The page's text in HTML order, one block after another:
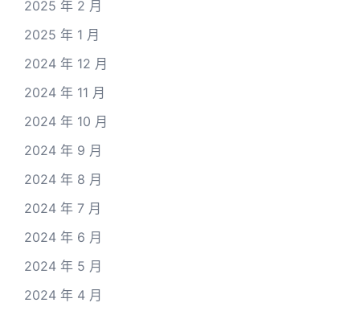
2025 年 2 月
2025 年 1 月
2024 年 12 月
2024 年 11 月
2024 年 10 月
2024 年 9 月
2024 年 8 月
2024 年 7 月
2024 年 6 月
2024 年 5 月
2024 年 4 月